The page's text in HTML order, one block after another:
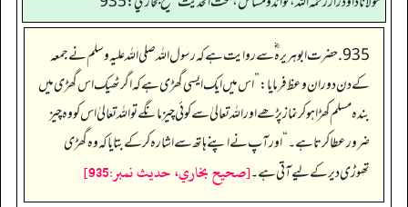
935. حضرت ابوہریرہ ؓ سے روایت ہے کہ رسول اللہ صلی اللہ علیہ وسلم نے جمعہ
کے دن دوران وعظ فرمایا:”اس میں ایک ایسی گھڑی ہے کہ اگر ٹھیک اس گھڑی میں
بندہ مسلم کھڑا ہو کر نماز پڑھے اور اللہ تعالیٰ سے کوئی چیز مانگے تو اللہ تعالیٰ اس کو وہ چیز
ضرور عطا کرتا ہے۔“اور آپ نے اپنے ہاتھ سے اشارہ کر کے بتایا کہ وہ گھڑی
تھوڑی دیر کے لیے آتی ہے۔[صحيح بخاري، حديث نمبر:935]